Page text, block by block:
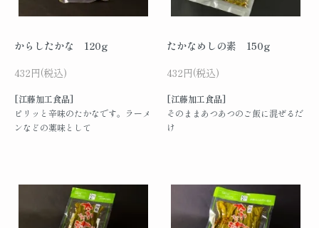
からしたかな 120g
432円(税込)
[江藤加工食品]
ピリッと辛味のたかなです。ラーメ
ンなどの薬味として
たかなめしの素 150g
432円(税込)
[江藤加工食品]
そのままあつあつのご飯に混ぜるだ
け